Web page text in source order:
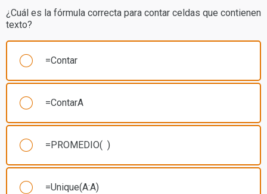
¿Cuál es la fórmula correcta para contar celdas que contienen
texto?
=Contar
=ContarA
=PROMEDIO( )
=Unique(A:A)